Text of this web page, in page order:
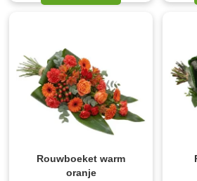
Rouwboeket warm
oranje